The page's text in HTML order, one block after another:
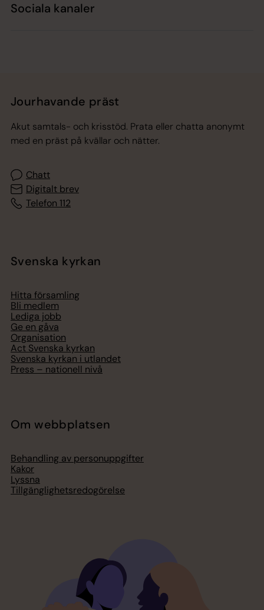
Sociala kanaler
Jourhavande präst
Akut samtals- och krisstöd. Prata eller chatta anonymt
med en präst på kvällar och nätter.
Chatt
Digitalt brev
Telefon 112
Svenska kyrkan
Hitta församling
Bli medlem
Lediga jobb
Ge en gåva
Organisation
Act Svenska kyrkan
Svenska kyrkan i utlandet
Press – nationell nivå
Om webbplatsen
Behandling av personuppgifter
Kakor
Lyssna
Tillgänglighetsredogörelse